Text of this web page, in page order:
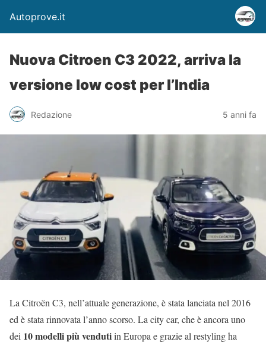
Autoprove.it
Nuova Citroen C3 2022, arriva la
versione low cost per l’India
Redazione 5 anni fa
La Citroën C3, nell’attuale generazione, è stata lanciata nel 2016
ed è stata rinnovata l’anno scorso. La city car, che è ancora uno
dei 10 modelli più vendutiin Europa e grazie al restyling ha